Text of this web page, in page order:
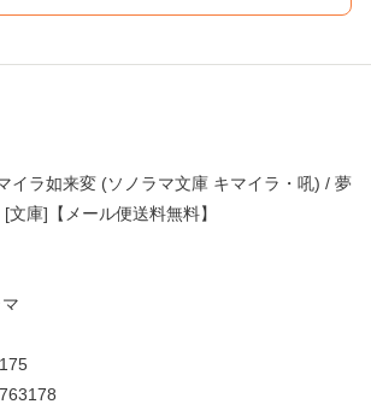
イラ如来変 (ソノラマ文庫 キマイラ・吼) / 夢
庫]【メール便送料無料】